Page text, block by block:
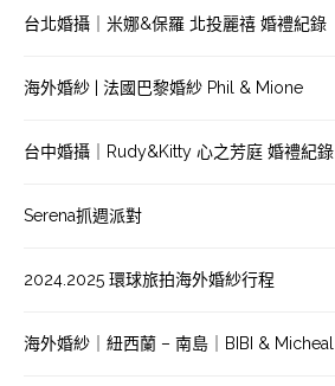
台北婚攝｜米娜&保羅 北投麗禧 婚禮紀錄
海外婚紗 | 法國巴黎婚紗 Phil & Mione
台中婚攝｜Rudy&Kitty 心之芳庭 婚禮紀錄
Serena抓週派對
2024.2025 環球旅拍海外婚紗行程
海外婚紗｜紐西蘭 – 南島｜BIBI & Micheal